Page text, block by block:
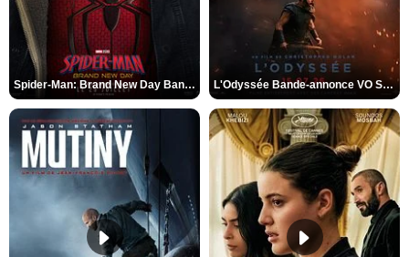
Spider-Man: Brand New Day Bande-annonce VO STFR L'Odyssée Bande-annonce VO STFR